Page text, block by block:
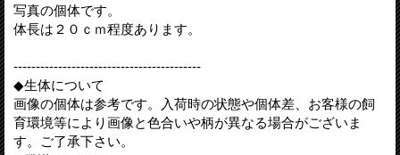
写真の個体です。
体長は２０ｃｍ程度あります。
------------------------------------------
◆生体について
画像の個体は参考です。入荷時の状態や個体差、お客様の飼
育環境等により画像と色合いや柄が異なる場合がございま
す。ご了承下さい。